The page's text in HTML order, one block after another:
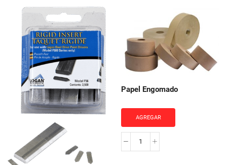
neutra
transparente
cantidad
cantidad
Papel Engomado
AGREGAR
Papel